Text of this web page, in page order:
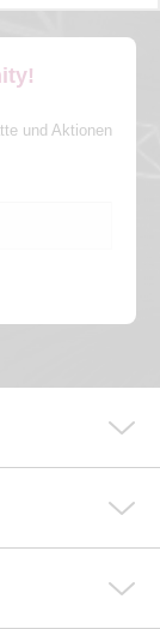
und Aktionen